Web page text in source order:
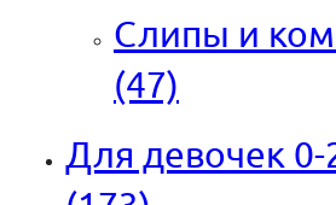
Слипы и
(47)
Для девочек